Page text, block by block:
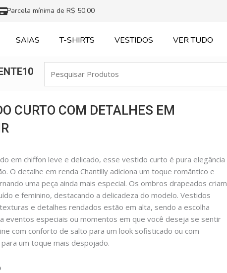
Parcela mínima de R$ 50,00
SAIAS T-SHIRTS VESTIDOS VER TUDO
Produtos
CURTO COM DETALHES EM
em chiffon leve e delicado, esse vestido curto é pura elegância
O detalhe em renda Chantilly adiciona um toque romântico e
uma peça ainda mais especial. Os ombros drapeados criam
e feminino, destacando a delicadeza do modelo. Vestidos
e detalhes rendados estão em alta, sendo a escolha
eventos especiais ou momentos em que você deseja se sentir
com conforto de salto para um look sofisticado ou com
um toque mais despojado.